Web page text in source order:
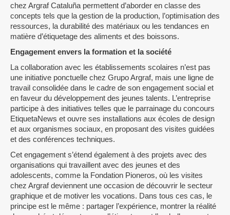
chez Argraf Cataluña permettent d’aborder en classe des
concepts tels que la gestion de la production, l’optimisation des
ressources, la durabilité des matériaux ou les tendances en
matière d’étiquetage des aliments et des boissons.
Engagement envers la formation et la société
La collaboration avec les établissements scolaires n’est pas
une initiative ponctuelle chez Grupo Argraf, mais une ligne de
travail consolidée dans le cadre de son engagement social et
en faveur du développement des jeunes talents. L’entreprise
participe à des initiatives telles que le parrainage du concours
EtiquetaNews et ouvre ses installations aux écoles de design
et aux organismes sociaux, en proposant des visites guidées
et des conférences techniques.
Cet engagement s’étend également à des projets avec des
organisations qui travaillent avec des jeunes et des
adolescents, comme la Fondation Pioneros, où les visites
chez Argraf deviennent une occasion de découvrir le secteur
graphique et de motiver les vocations. Dans tous ces cas, le
principe est le même : partager l’expérience, montrer la réalité